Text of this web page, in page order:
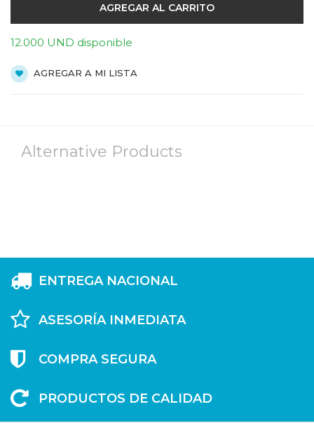
AGREGAR AL CARRITO
12.000 UND disponible
AGREGAR A MI LISTA
Alternative Products
ENTREGA NACIONAL
ASESORÍA INMEDIATA
COMPRA SEGURA
PRODUCTOS DE CALIDAD